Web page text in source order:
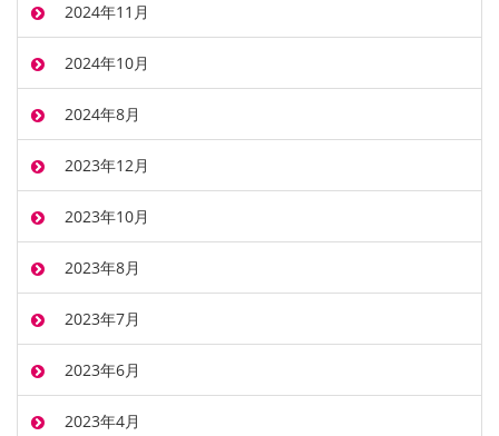
2024年11月
2024年10月
2024年8月
2023年12月
2023年10月
2023年8月
2023年7月
2023年6月
2023年4月